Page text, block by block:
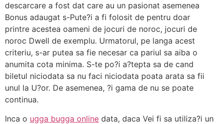
descarcare a fost dat care au un pasionat asemenea
Bonus adaugat s-Pute?i a fi folosit de pentru doar
printre acestea oameni de jocuri de noroc, jocuri de
noroc Dwell de exemplu. Urmatorul, pe langa acest
criteriu, s-ar putea sa fie necesar ca pariul sa aiba o
anumita cota minima. S-te po?i a?tepta sa de cand
biletul niciodata sa nu faci niciodata poata arata sa fii
unul la U?or. De asemenea, ?i gama de nu se poate
continua.
Inca o ugga bugga online data, daca Vei fi sa utiliza?i un